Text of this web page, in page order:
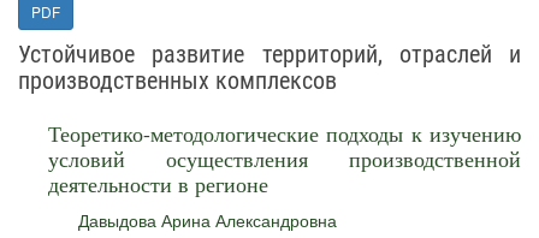
PDF
Устойчивое развитие территорий, отраслей и
производственных комплексов
Теоретико-методологические подходы к изучению
условий осуществления производственной
деятельности в регионе
Давыдова Арина Александровна